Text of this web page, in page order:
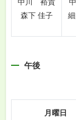
中川 裕貴
森下 佳子
午後
月曜日